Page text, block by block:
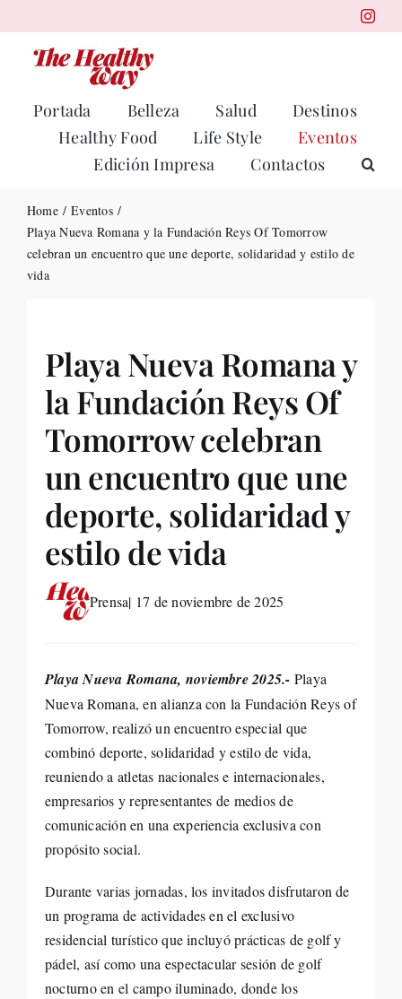
to
content
Portada Belleza Salud
Destinos
Healthy Food
Life Style
Eventos
Edición Impresa
Contactos
Home
Eventos
Playa Nueva Romana y la Fundación Reys Of Tomorrow
celebran un encuentro que une deporte, solidaridad y estilo de
vida
Playa Nueva Romana y
la Fundación Reys Of
Tomorrow celebran
un encuentro que une
deporte, solidaridad y
estilo de vida
Prensa| 17 de noviembre de 2025
Playa Nueva Romana, noviembre 2025.- Playa
Nueva Romana, en alianza con la Fundación Reys of
Tomorrow, realizó un encuentro especial que
combinó deporte, solidaridad y estilo de vida,
reuniendo a atletas nacionales e internacionales,
empresarios y representantes de medios de
comunicación en una experiencia exclusiva con
propósito social.
Durante varias jornadas, los invitados disfrutaron de
un programa de actividades en el exclusivo
residencial turístico que incluyó prácticas de golf y
pádel, así como una espectacular sesión de golf
nocturno en el campo iluminado, donde los